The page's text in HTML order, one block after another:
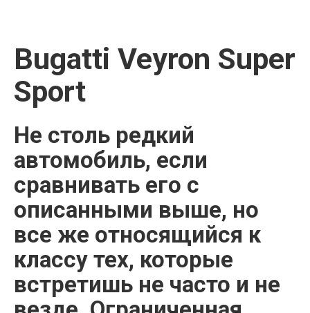
Bugatti Veyron Super
Sport
Не столь редкий
автомобиль, если
сравнивать его с
описанными выше, но
все же относящийся к
классу тех, которые
встретишь не часто и не